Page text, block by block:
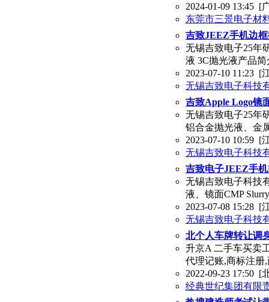
2024-01-09 13:45 [
东莞市三景电子材
吉致JEEZ手机边
无锡吉致电子25年
液 3C抛光液产品
2023-07-10 11:23 [
无锡吉致电子科技
吉致Apple Logo镜
无锡吉致电子25年
铝合金抛光液、金
2023-07-10 10:59 [
无锡吉致电子科技
吉致电子JEEZ手
无锡吉致电子科技
液、镜面CMP
2023-07-08 15:28 [
无锡吉致电子科技
北个人车牌转让调
升京A 二手车买卖
代理记账,商标注册
2022-09-23 17:50 [
经典世纪集团有限